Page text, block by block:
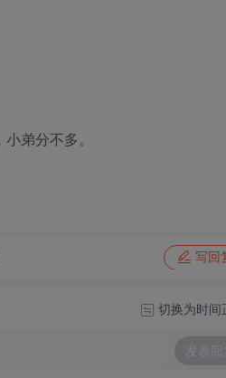
弟分不多。
写回
切换为时间
发表回